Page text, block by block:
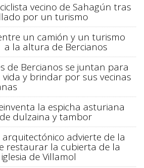
vecino de Sahagún tras
por un turismo
un camión y un turismo
a la altura de Bercianos
de Bercianos se juntan para
y brindar por sus vecinas
la espicha asturiana
dulzaina y tambor
arquitectónico advierte de la
restaurar la cubierta de la
de Villamol